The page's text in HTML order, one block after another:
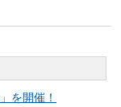
を開催！